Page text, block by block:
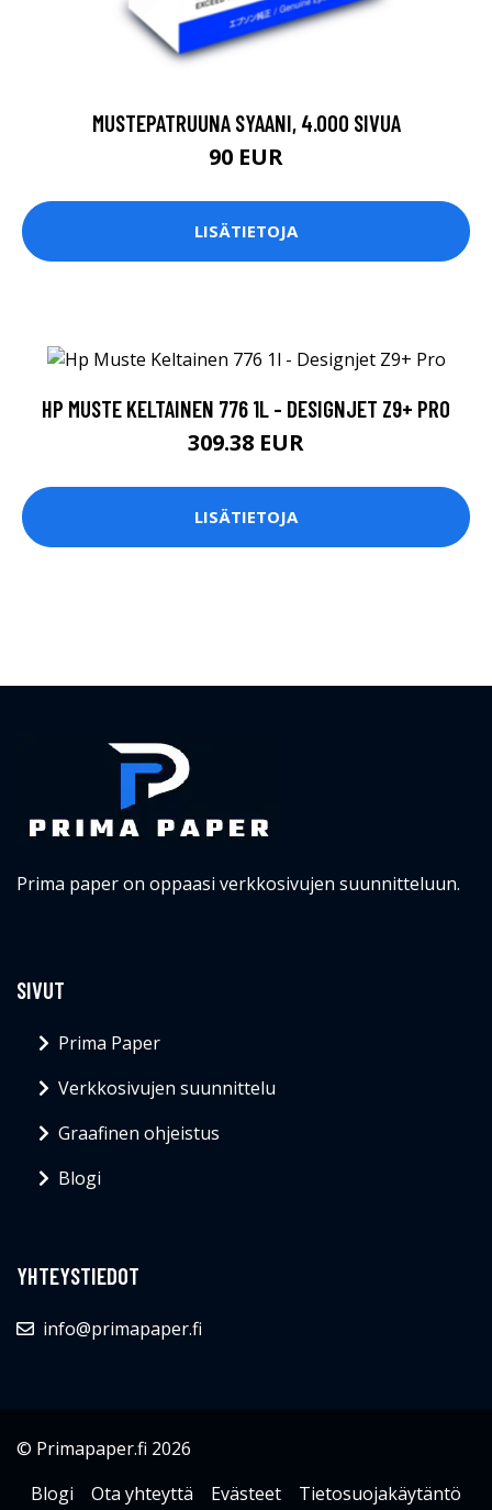
MUSTEPATRUUNA SYAANI, 4.000 SIVUA
90 EUR
LISÄTIETOJA
HP MUSTE KELTAINEN 776 1L - DESIGNJET Z9+ PRO
309.38 EUR
LISÄTIETOJA
Prima paper on oppaasi verkkosivujen suunnitteluun.
SIVUT
Prima Paper
Verkkosivujen suunnittelu
Graafinen ohjeistus
Blogi
YHTEYSTIEDOT
info@primapaper.fi
© Primapaper.fi 2026
Blogi
Ota yhteyttä Evästeet
Tietosuojakäytäntö